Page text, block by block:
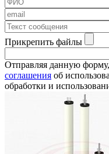
Прикрепить файлы
Отправляя данную
cоглашения об
обработки и